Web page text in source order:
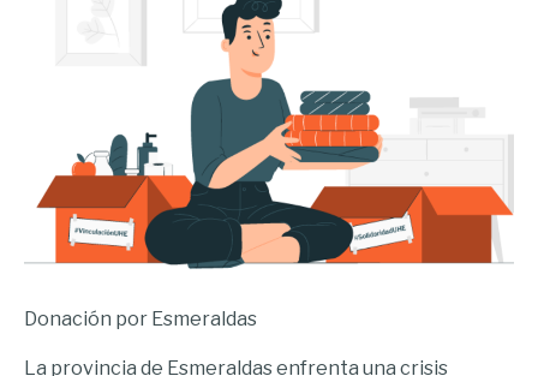
Donación por Esmeraldas
La provincia de Esmeraldas enfrenta una crisis